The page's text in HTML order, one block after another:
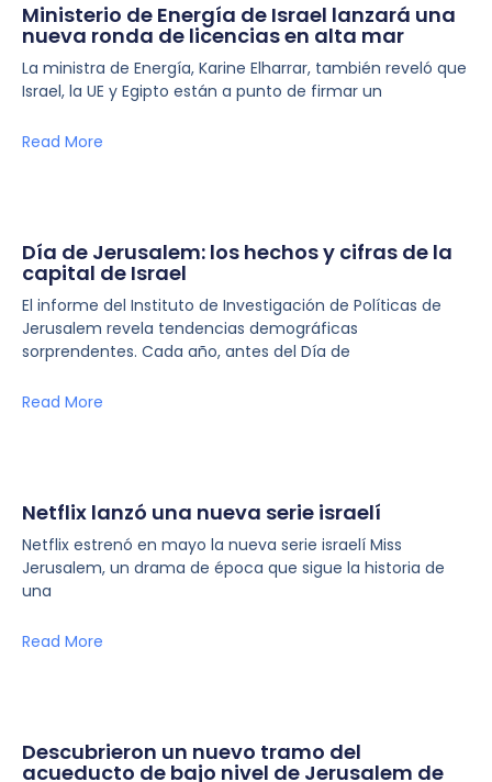
Ministerio de Energía de Israel lanzará una
nueva ronda de licencias en alta mar
La ministra de Energía, Karine Elharrar, también reveló que
Israel, la UE y Egipto están a punto de firmar un
Read More
Día de Jerusalem: los hechos y cifras de la
capital de Israel
El informe del Instituto de Investigación de Políticas de
Jerusalem revela tendencias demográficas
sorprendentes. Cada año, antes del Día de
Read More
Netflix lanzó una nueva serie israelí
Netflix estrenó en mayo la nueva serie israelí Miss
Jerusalem, un drama de época que sigue la historia de
una
Read More
Descubrieron un nuevo tramo del
acueducto de bajo nivel de Jerusalem de